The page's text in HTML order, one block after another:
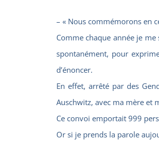
– « Nous commémorons en
Comme chaque année je
spontanément, pour
d’énoncer.
En effet, arrêté par des
Auschwitz, avec ma mère et
Ce convoi emportait 999
Or si je prends la parole